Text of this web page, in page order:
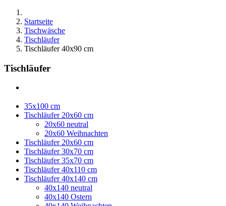
Startseite
Tischwäsche
Tischläufer
Tischläufer 40x90 cm
Tischläufer
35x100 cm
Tischläufer 20x60 cm
20x60 neutral
20x60 Weihnachten
Tischläufer 20x60 cm
Tischläufer 30x70 cm
Tischläufer 35x70 cm
Tischläufer 40x110 cm
Tischläufer 40x140 cm
40x140 neutral
40x140 Ostern